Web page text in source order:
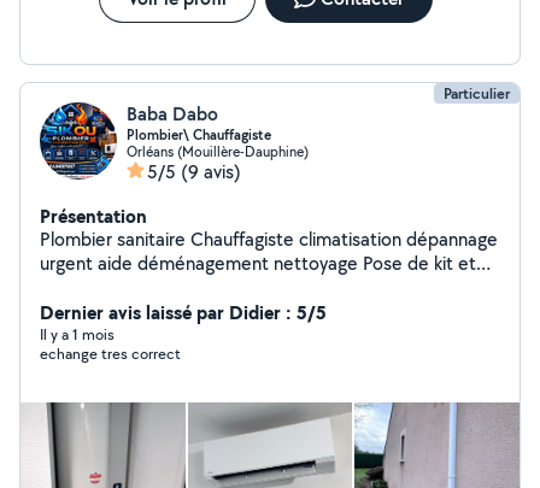
Particulier
Baba Dabo
Plombier\ Chauffagiste
Orléans (Mouillère-Dauphine)
5/5 (9 avis)
Présentation
Plombier sanitaire Chauffagiste climatisation dépannage
urgent aide déménagement nettoyage Pose de kit et
petits travaux merci
Dernier avis laissé par Didier : 5/5
Il y a 1 mois
echange tres correct